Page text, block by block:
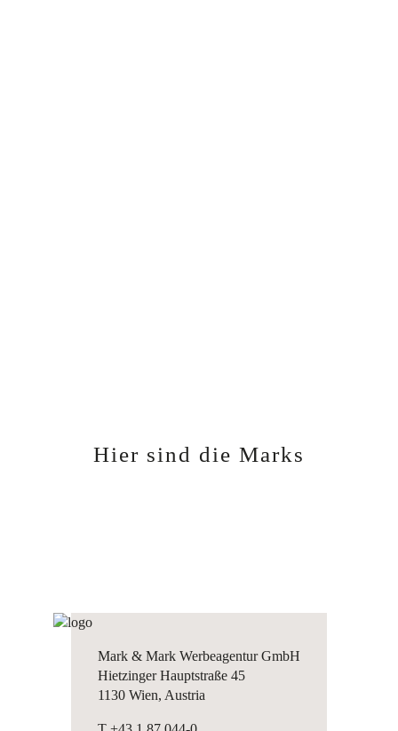
Hier sind die Marks
Mark & Mark Werbeagentur GmbH
Hietzinger Hauptstraße 45
1130 Wien, Austria